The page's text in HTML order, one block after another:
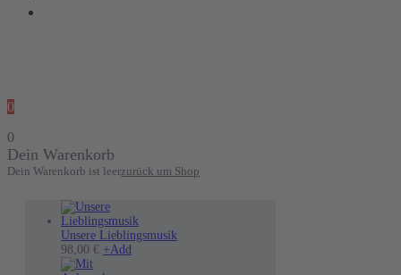
0
0
Dein Warenkorb
Dein Warenkorb ist leerzurück um Shop
Unsere Lieblingsmusik
98,00 € +Add